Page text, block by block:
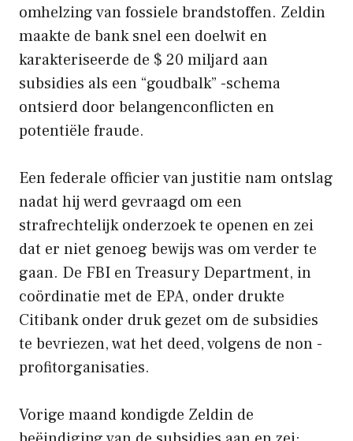
omhelzing van fossiele brandstoffen. Zeldin
maakte de bank snel een doelwit en
karakteriseerde de $ 20 miljard aan
subsidies als een “goudbalk” -schema
ontsierd door belangenconflicten en
potentiële fraude.
Een federale officier van justitie nam ontslag
nadat hij werd gevraagd om een ​​
strafrechtelijk onderzoek te openen en zei
dat er niet genoeg bewijs was om verder te
gaan. De FBI en Treasury Department, in
coördinatie met de EPA, onder drukte
Citibank onder druk gezet om de subsidies
te bevriezen, wat het deed, volgens de non -
profitorganisaties.
Vorige maand kondigde Zeldin de